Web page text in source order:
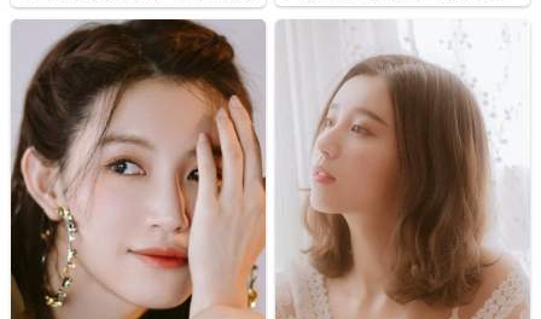
媚私拍照
外写真集